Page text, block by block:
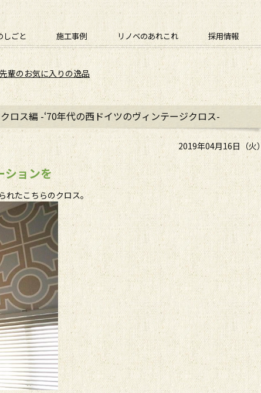
しごと 施工事例 リノベのあれこれ 採用情報
輩のお気に入りの逸品
ロス編 -‘70年代の西ドイツのヴィンテージクロス-
2019年04月16日（火）
ションを
れたこちらのクロス。